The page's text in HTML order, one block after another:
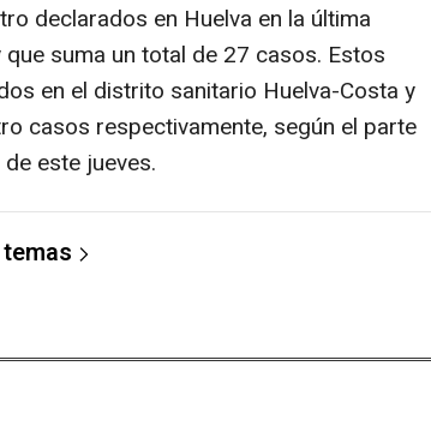
declarados en Huelva en la última
suma un total de 27 casos. Estos
en el distrito sanitario Huelva-Costa y
casos respectivamente, según el parte
este jueves.